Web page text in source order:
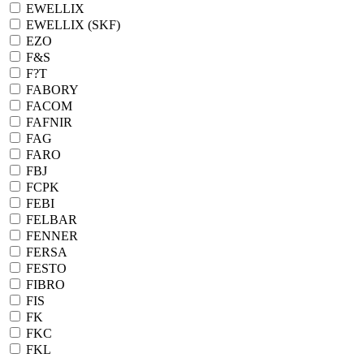
EWELLIX
EWELLIX (SKF)
EZO
F&S
F?T
FABORY
FACOM
FAFNIR
FAG
FARO
FBJ
FCPK
FEBI
FELBAR
FENNER
FERSA
FESTO
FIBRO
FIS
FK
FKC
FKL